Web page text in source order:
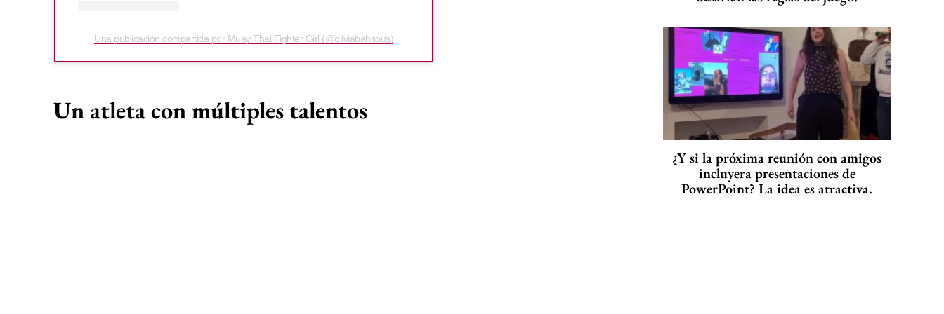
Una publicación compartida por Muay Thai Fighter Girl (@oliviabahsous)
Un atleta con múltiples talentos
¿Y si la próxima reunión con amigos
incluyera presentaciones de
PowerPoint? La idea es atractiva.